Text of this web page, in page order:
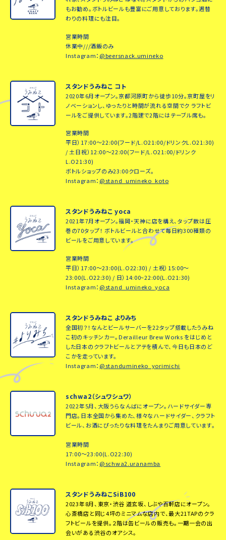
もお勧め。ボトルビールも豊富にご用意しております。週替
わりの料理にも注目。
営業時間
休業中///酒飯のみ
Instagram： @beersnack.umineko
スタンドうみねこ コト
2020年6月オープン。京都河原町から徒歩10分。京町屋をリ
ノベーションし、ゆったりと時間が流れる空間でク ラフトビ
ールをご提供しています。2階建で2階にはテーブル席も。
営業時間
平日）17:00～22:00(フード/L.O21:00/ドリンクL.O21:30)
/ 土日祝）12:00～22:00(フード/L.O21:00/ドリンク
L.O21:30)
ボトルショップのみ23:00クローズ。
Instagram： @stand_umineko_koto
スタンドうみねこ yoca
2021年7月オープン。福岡・天神に店を構え、タップ数は圧
巻の70タップ！ ボトルビールと合わせて毎日約300種類の
ビールをご用意しています。
営業時間
平日）17:00～23:00(L.O22:30) / 土祝）15:00～
23:00(L.O22:30) / 日）14:00~22:00(L.O21:30)
Instagram： @stand_umineko_yoca
スタンドうみねこ よりみち
全国初？！なんとビールサーバーを22タップ搭載したうみね
こ初のキッチンカー。Derailleur Brew Works をはじめと
した日本のクラフトビールとアテを積んで、今日も日本のど
こかを走っています。
Instagram： @standumineko_yorimichi
schwa2（シュワシュワ）
2022年5月、大阪うらなんばにオープン。ハードサイダー専
門店。日本全国から集めた、様々なハードサイダー、クラフト
ビール、お酒にぴったりな料理をたんまりご用意しています。
営業時間
17:00～23:00(L.O22:30)
Instagram： @schwa2.uranamba
スタンドうみねこSiB100
2023年8月、東京・渋谷 道玄坂、しぶや百軒店にオープン。
心斎橋店と同じ4坪のミニマムな店内で、最大21TAPのクラ
フトビールを提供。２階は缶ビールの販売も。一期一会の出
会いがある渋谷のオアシス。